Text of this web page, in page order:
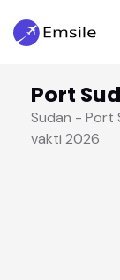
Port
Sudan - Port
vakti 2026